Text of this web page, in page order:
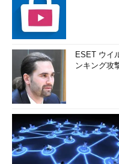
ESET ウイ
ンキング攻